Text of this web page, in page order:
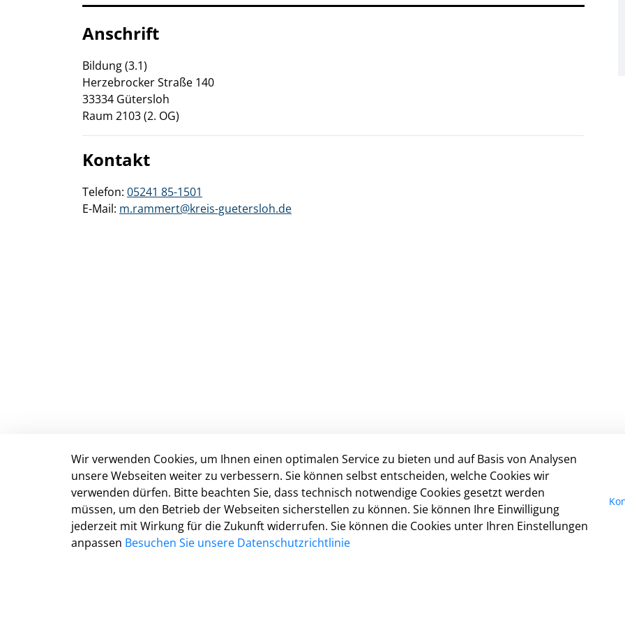
Anschrift
Bildung (3.1)
Herzebrocker Straße 140
33334 Gütersloh
Raum 2103 (2. OG)
Kontakt
Telefon: 05241 85-1501
E-Mail: m.rammert@kreis-guetersloh.de
Anschrift & Kontakt
Kreisverwaltung Gütersloh
Herzebrocker Str. 140
33334 Gütersloh
Wir verwenden Cookies, um Ihnen einen optimalen Service zu bieten und auf Basis von Analysen
unsere Webseiten weiter zu verbessern. Sie können selbst entscheiden, welche Cookies wir
verwenden dürfen. Bitte beachten Sie, dass technisch notwendige Cookies gesetzt werden
müssen, um den Betrieb der Webseiten sicherstellen zu können. Sie können Ihre Einwilligung
jederzeit mit Wirkung für die Zukunft widerrufen. Sie können die Cookies unter Ihren Einstellungen
anpassen Besuchen Sie unsere Datenschutzrichtlinie